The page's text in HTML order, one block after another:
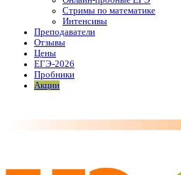
Стримы по математике
Интенсивы
Преподаватели
Отзывы
Цены
ЕГЭ-2026
Пробники
Акции